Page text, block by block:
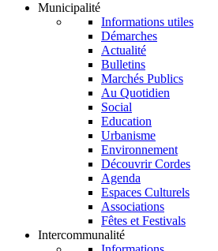
Municipalité
Informations utiles
Démarches
Actualité
Bulletins
Marchés Publics
Au Quotidien
Social
Education
Urbanisme
Environnement
Découvrir Cordes
Agenda
Espaces Culturels
Associations
Fêtes et Festivals
Intercommunalité